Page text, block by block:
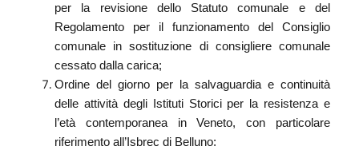
per la revisione dello Statuto comunale e del
Regolamento per il funzionamento del Consiglio
comunale in sostituzione di consigliere comunale
cessato dalla carica;
Ordine del giorno per la salvaguardia e continuità
delle attività degli Istituti Storici per la resistenza e
l’età contemporanea in Veneto, con particolare
riferimento all’Isbrec di Belluno;